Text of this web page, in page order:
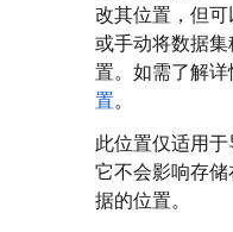
改其位置，但可
或手动将数据
置。如需了解详
置。
此位置仅适用于
它不会影响存储
据的位置。